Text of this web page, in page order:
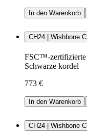
In den Warenkorb
CH24 | Wishbone
FSC™-zertifizierte
Schwarze kordel
773 €
In den Warenkorb
CH24 | Wishbone